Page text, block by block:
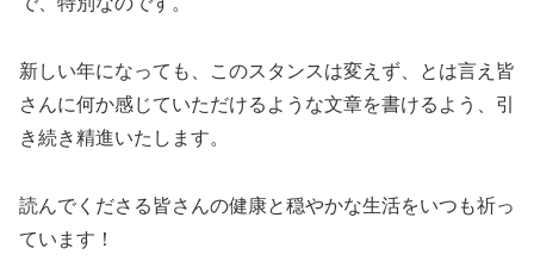
新しい年になっても、このスタンスは変えず、とは言え皆
さんに何か感じていただけるような文章を書けるよう、引
き続き精進いたします。
読んでくださる皆さんの健康と穏やかな生活をいつも祈っ
ています！